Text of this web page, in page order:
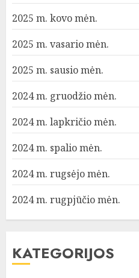
2025 m. kovo mėn.
2025 m. vasario mėn.
2025 m. sausio mėn.
2024 m. gruodžio mėn.
2024 m. lapkričio mėn.
2024 m. spalio mėn.
2024 m. rugsėjo mėn.
2024 m. rugpjūčio mėn.
KATEGORIJOS